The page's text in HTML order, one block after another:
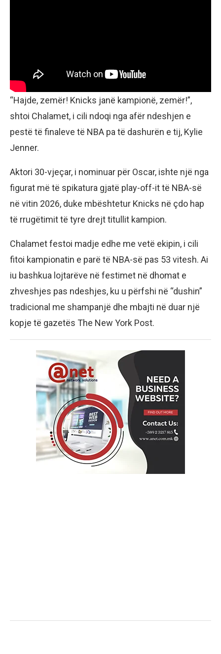
“Hajde, zemër! Knicks janë kampionë, zemër!”,
shtoi Chalamet, i cili ndoqi nga afër ndeshjen e
pestë të finaleve të NBA pa të dashurën e tij, Kylie
Jenner.
Aktori 30-vjeçar, i nominuar për Oscar, ishte një nga
figurat më të spikatura gjatë play-off-it të NBA-së
në vitin 2026, duke mbështetur Knicks në çdo hap
të rrugëtimit të tyre drejt titullit kampion.
Chalamet festoi madje edhe me vetë ekipin, i cili
fitoi kampionatin e parë të NBA-së pas 53 vitesh. Ai
iu bashkua lojtarëve në festimet në dhomat e
zhveshjes pas ndeshjes, ku u përfshi në “dushin”
tradicional me shampanjë dhe mbajti në duar një
kopje të gazetës The New York Post.